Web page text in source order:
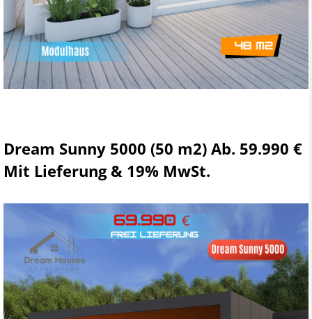
Dream Sunny 5000 (50 m2) Ab. 59.990 €
Mit Lieferung & 19% MwSt.